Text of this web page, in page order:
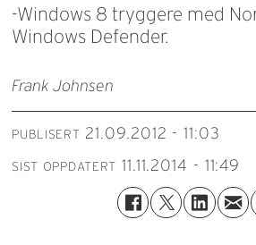
-Windows 8 tryggere med
Windows Defender.
Frank Johnsen
PUBLISERT 21.09.2012 - 11:03
SIST OPPDATERT 11.11.2014 - 11:49